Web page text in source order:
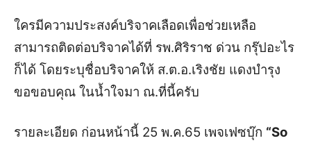
ใครมีความประสงค์บริจาคเลือดเพื่อช่วยเหลือ
สามารถติดต่อบริจาคได้ที่ รพ.ศิริราช ด่วน กรุ๊ปอะไร
ก็ได้ โดยระบุชื่อบริจาคให้ ส.ต.อ.เริงชัย แดงบำรุง
ขอขอบคุณ ในน้ำใจมา ณ.ที่นี้ครับ
รายละเอียด ก่อนหน้านี้ 25 พ.ค.65 เพจเฟซบุ๊ก “So